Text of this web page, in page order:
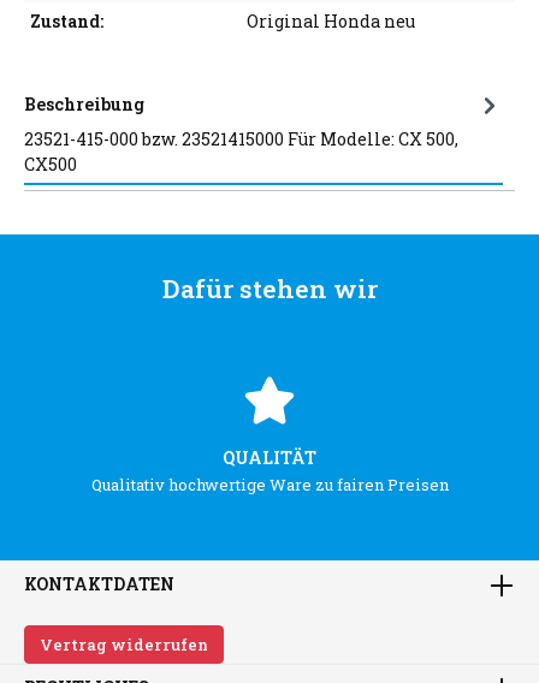
Zustand:
Original Honda neu
Beschreibung
23521-415-000 bzw. 23521415000 Für Modelle: CX 500,
CX500
Dafür stehen wir
QUALITÄT
Qualitativ hochwertige Ware zu fairen Preisen
KONTAKTDATEN
Vertrag widerrufen